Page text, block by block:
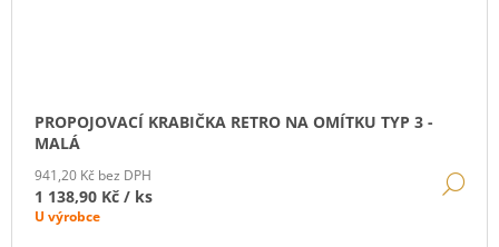
PROPOJOVACÍ KRABIČKA RETRO NA OMÍTKU TYP 3 -
MALÁ
941,20 Kč bez DPH
1 138,90 Kč / ks
U výrobce